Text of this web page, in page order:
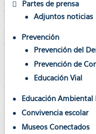
Partes de prensa
Adjuntos noticias
Prevención
Prevención del
Prevención de
Educación Vial
Educación Ambiental
Convivencia escolar
Museos Conectados